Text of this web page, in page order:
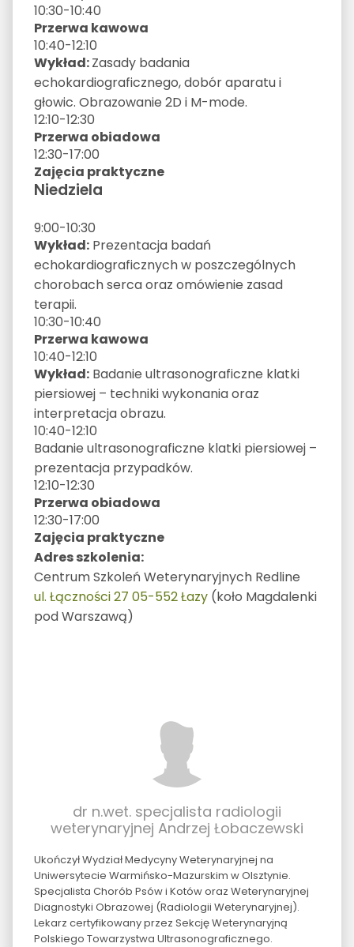
10:30-10:40
Przerwa kawowa
10:40-12:10
Wykład:Zasady badania
echokardiograficznego, dobór aparatu i
głowic. Obrazowanie 2D i M-mode.
12:10-12:30
Przerwa obiadowa
12:30-17:00
Zajęcia praktyczne
Niedziela
9:00-10:30
Wykład:Prezentacja badań
echokardiograficznych w poszczególnych
chorobach serca oraz omówienie zasad
terapii.
10:30-10:40
Przerwa kawowa
10:40-12:10
Wykład:Badanie ultrasonograficzne klatki
piersiowej – techniki wykonania oraz
interpretacja obrazu.
10:40-12:10
Badanie ultrasonograficzne klatki piersiowej –
prezentacja przypadków.
12:10-12:30
Przerwa obiadowa
12:30-17:00
Zajęcia praktyczne
Adres szkolenia:
Centrum Szkoleń Weterynaryjnych Redline
ul. Łączności 27 05-552 Łazy (koło Magdalenki
pod Warszawą)
dr n.wet. specjalista radiologii
weterynaryjnej Andrzej Łobaczewski
Ukończył Wydział Medycyny Weterynaryjnej na
Uniwersytecie Warmińsko-Mazurskim w Olsztynie.
Specjalista Chorób Psów i Kotów oraz Weterynaryjnej
Diagnostyki Obrazowej (Radiologii Weterynaryjnej).
Lekarz certyfikowany przez Sekcję Weterynaryjną
Polskiego Towarzystwa Ultrasonograficznego.